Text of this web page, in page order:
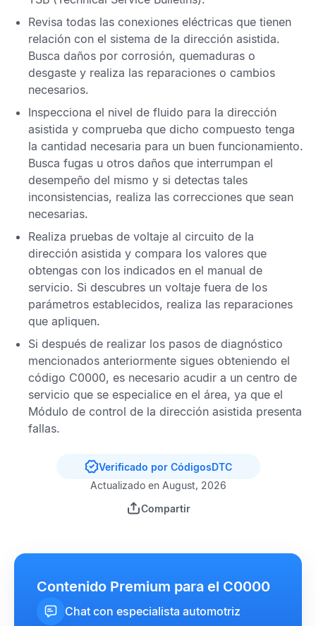
Revisa todas las conexiones eléctricas que tienen
relación con el sistema de la dirección asistida.
Busca daños por corrosión, quemaduras o
desgaste y realiza las reparaciones o cambios
necesarios.
Inspecciona el nivel de fluido para la dirección
asistida y comprueba que dicho compuesto tenga
la cantidad necesaria para un buen funcionamiento.
Busca fugas u otros daños que interrumpan el
desempeño del mismo y si detectas tales
inconsistencias, realiza las correcciones que sean
necesarias.
Realiza pruebas de voltaje al circuito de la
dirección asistida y compara los valores que
obtengas con los indicados en el manual de
servicio. Si descubres un voltaje fuera de los
parámetros establecidos, realiza las reparaciones
que apliquen.
Si después de realizar los pasos de diagnóstico
mencionados anteriormente sigues obteniendo el
código C0000, es necesario acudir a un centro de
servicio que se especialice en el área, ya que el
Módulo de control de la dirección asistida presenta
fallas.
Verificado por CódigosDTC
Actualizado en August, 2026
Compartir
Contenido Premium para el C0000
Chat con especialista automotriz